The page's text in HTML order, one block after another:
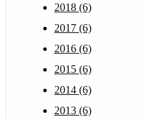
2018 (6)
2017 (6)
2016 (6)
2015 (6)
2014 (6)
2013 (6)